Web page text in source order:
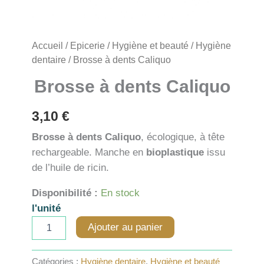
Accueil / Epicerie / Hygiène et beauté / Hygiène
dentaire / Brosse à dents Caliquo
Brosse à dents Caliquo
3,10 €
Brosse à dents Caliquo, écologique, à tête
rechargeable. Manche en bioplastique issu
de l’huile de ricin.
Disponibilité : En stock
l'unité
à
Ajouter au panier
Catégories : Hygiène dentaire, Hygiène et beauté